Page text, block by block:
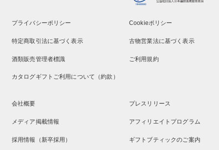
プライバシーポリシー Cookieポリシー
特定商取引法に基づく表示 古物営業法に基づく表示
酒類販売管理者標識 ご利用規約
カタログギフトご利用について（約款）
会社概要 プレスリリース
メディア掲載情報 アフィリエイトプログラム
採用情報（新卒採用） ギフトブティックのご案内